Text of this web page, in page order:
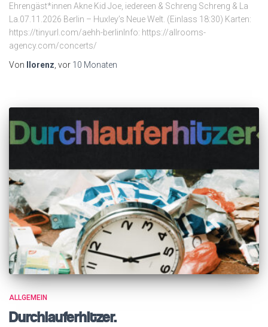
Ehrengäst*innen Akne Kid Joe, iedereen & Schreng Schreng & La
La.07.11.2026 Berlin – Huxley’s Neue Welt. (Einlass 18:30) Karten:
https://tinyurl.com/aehh-berlinInfo: https://allrooms-
agency.com/concerts/
Von
llorenz , vor 10 Monaten
ALLGEMEIN
Durchlauferhitzer.